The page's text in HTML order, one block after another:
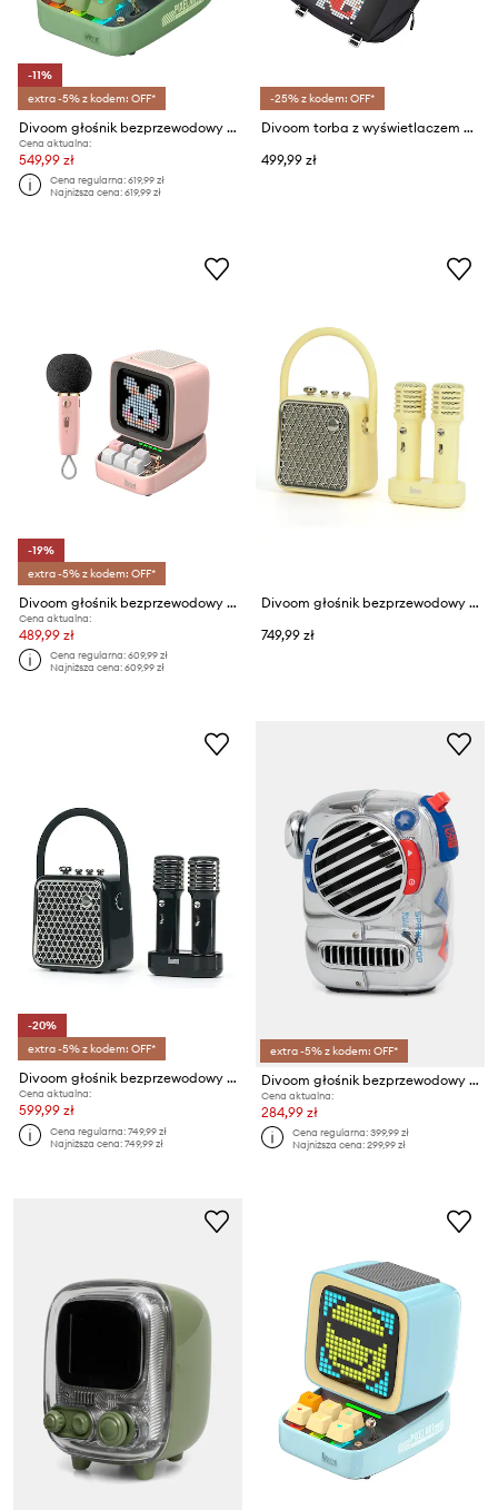
-11%
extra -5% z kodem: OFF*
Divoom głośnik bezprzewodowy Ditoo Pro
Cena aktualna:
549,99 zł
Cena regularna:619,99 zł
Najniższa cena:619,99 zł
-25% z kodem: OFF*
Divoom torba z wyświetlaczem pixel art Divoom SlingBag - V
499,99 zł
-19%
extra -5% z kodem: OFF*
Divoom głośnik bezprzewodowy i mikrofon Ditoo-5M
Cena aktualna:
489,99 zł
Cena regularna:609,99 zł
Najniższa cena:609,99 zł
Divoom głośnik bezprzewodowy z mikrofonami Songbird SE
749,99 zł
-20%
extra -5% z kodem: OFF*
Divoom głośnik bezprzewodowy z mikrofonami Songbird SE
Cena aktualna:
599,99 zł
Cena regularna:749,99 zł
Najniższa cena:749,99 zł
extra -5% z kodem: OFF*
Divoom głośnik bezprzewodowy Sparkpop
Cena aktualna:
284,99 zł
Cena regularna:399,99 zł
Najniższa cena:299,99 zł